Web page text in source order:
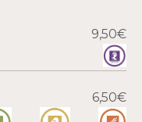
9,50€
6,50€